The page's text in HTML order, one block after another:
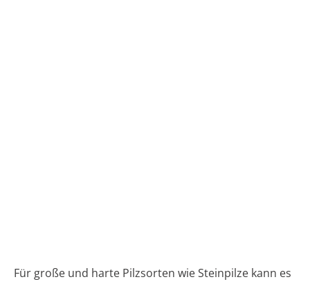
Für große und harte Pilzsorten wie Steinpilze kann es